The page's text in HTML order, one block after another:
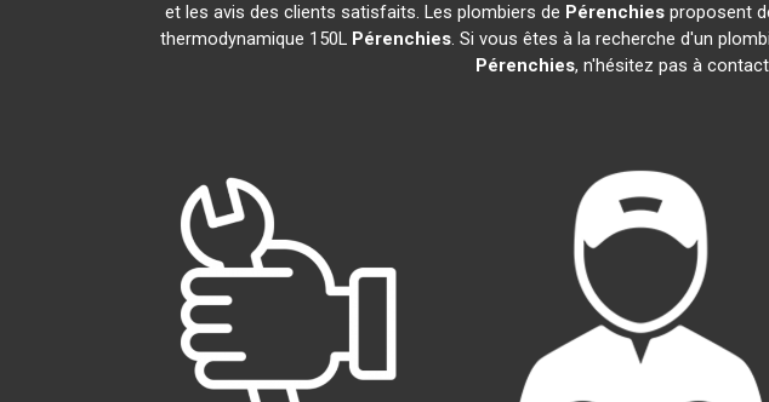
et les avis des clients satisfaits. Les plombiers de Pérenchies proposent
thermodynamique 150L Pérenchies. Si vous êtes à la recherche d'un
Pérenchies, n'hésitez pas à